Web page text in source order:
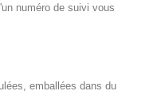
numéro de suivi vous
emballées dans du